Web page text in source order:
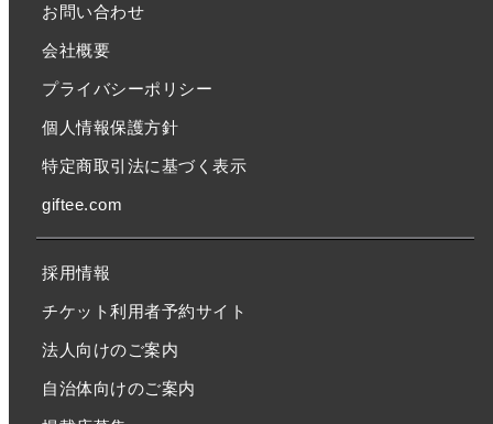
お問い合わせ
会社概要
プライバシーポリシー
個人情報保護方針
特定商取引法に基づく表示
giftee.com
採用情報
チケット利用者予約サイト
法人向けのご案内
自治体向けのご案内